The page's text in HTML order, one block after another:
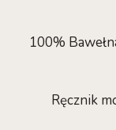
100%
Ręcznik